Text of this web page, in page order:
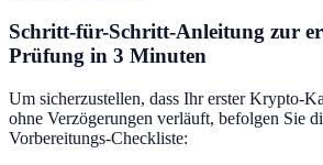
Schritt-für-Schritt-Anleitung zur
Prüfung in 3 Minuten
Um sicherzustellen, dass Ihr erster Krypto-
ohne Verzögerungen verläuft, befolgen Sie
Vorbereitungs-Checkliste: